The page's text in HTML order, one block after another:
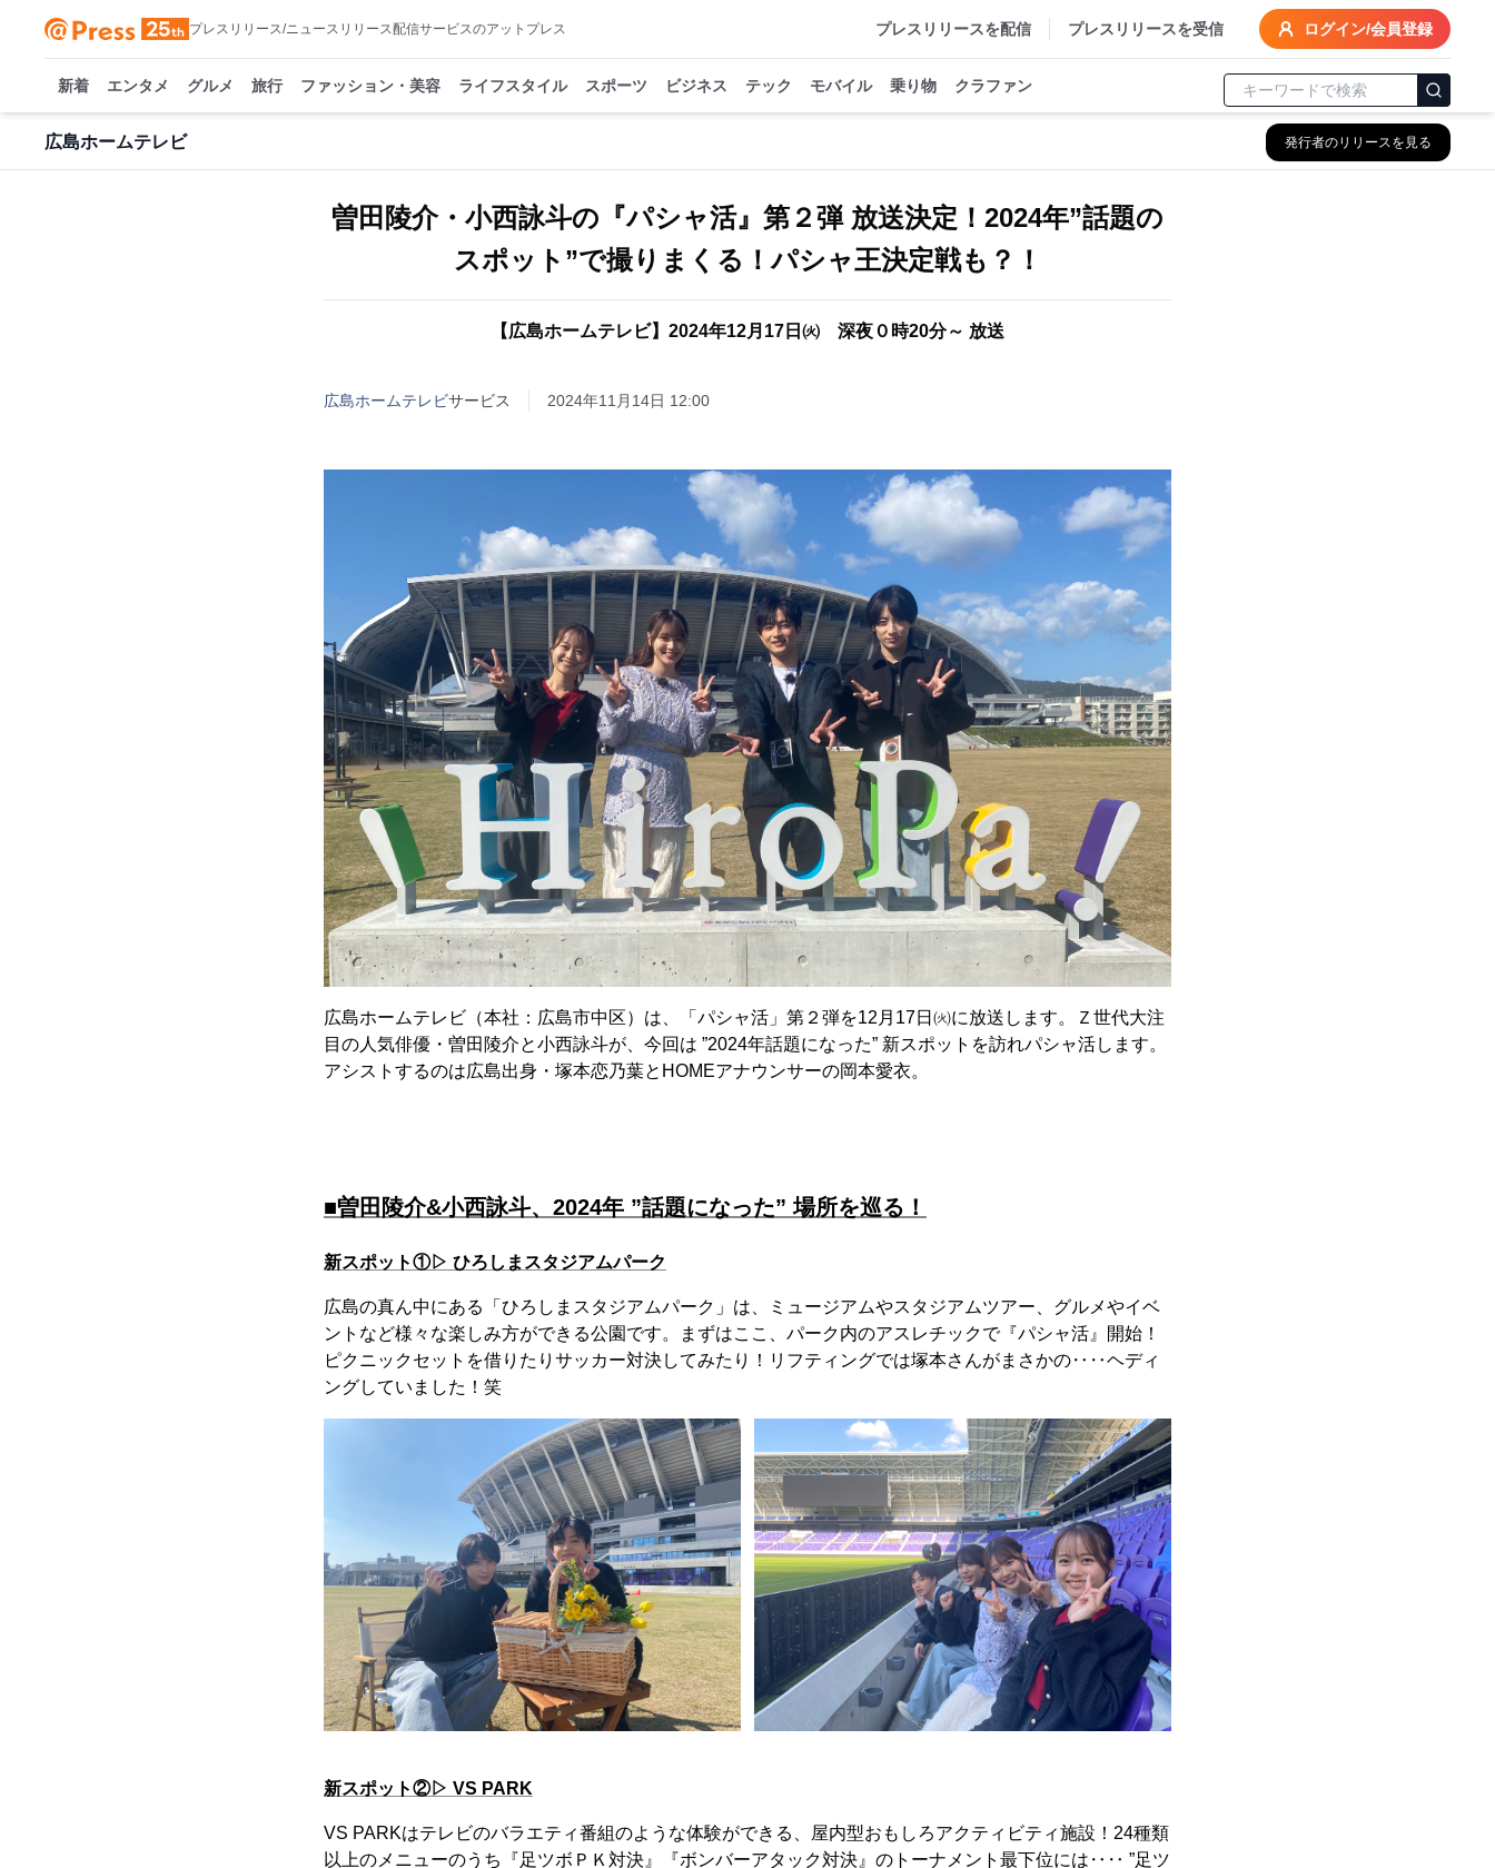
プレスリリース/ニュースリリース配信サービスのアットプレス プレスリリースを配信 プレスリリースを受信 ログイン/会員登録
新着 エンタメ グルメ 旅行 ファッション・美容 ライフスタイル スポーツ ビジネス テック モバイル 乗り物 クラファン
広島ホームテレビ 発行者のリリースを見る
曽田陵介・小西詠斗の『パシャ活』第２弾 放送決定！2024年”話題の
スポット”で撮りまくる！パシャ王決定戦も？！
【広島ホームテレビ】2024年12月17日㈫ 深夜０時20分～ 放送
広島ホームテレビサービス 2024年11月14日 12:00
広島ホームテレビ（本社：広島市中区）は、「パシャ活」第２弾を12月17日㈫に放送します。Ｚ世代大注
目の人気俳優・曽田陵介と小西詠斗が、今回は ”2024年話題になった” 新スポットを訪れパシャ活します。
アシストするのは広島出身・塚本恋乃葉とHOMEアナウンサーの岡本愛衣。
■曽田陵介&小西詠斗、2024年 ”話題になった” 場所を巡る！
新スポット①▷ ひろしまスタジアムパーク
広島の真ん中にある「ひろしまスタジアムパーク」は、ミュージアムやスタジアムツアー、グルメやイベ
ントなど様々な楽しみ方ができる公園です。まずはここ、パーク内のアスレチックで『パシャ活』開始！
ピクニックセットを借りたりサッカー対決してみたり！リフティングでは塚本さんがまさかの‥‥ヘディ
ングしていました！笑
新スポット②▷ VS PARK
VS PARKはテレビのバラエティ番組のような体験ができる、屋内型おもしろアクティビティ施設！24種類
以上のメニューのうち『足ツボＰＫ対決』『ボンバーアタック対決』のトーナメント最下位には‥‥ ”足ツ